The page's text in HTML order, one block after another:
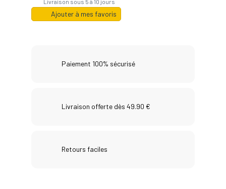
Livraison sous 5 à 10 jours
Ajouter à mes favoris
Paiement 100% sécurisé
Livraison offerte dès 49.90 €
Retours faciles